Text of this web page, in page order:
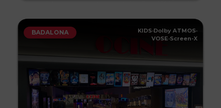
BADALONA KIDS·Dolby ATMOS·
VOSE·Screen-X